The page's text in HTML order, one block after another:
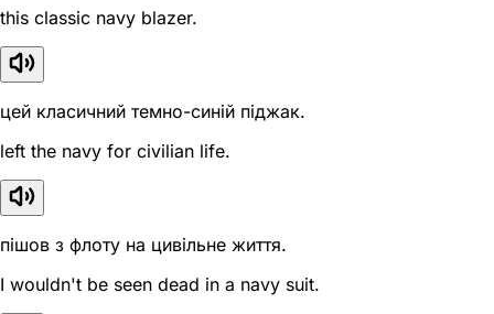
this classic navy blazer.
цей класичний темно-синій піджак.
left the navy for civilian life.
пішов з флоту на цивільне життя.
I wouldn't be seen dead in a navy suit.